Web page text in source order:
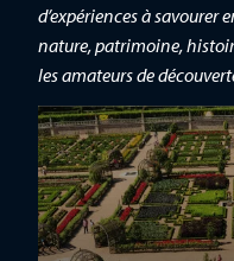
d’expériences à
nature, patrimoine,
les amateurs de